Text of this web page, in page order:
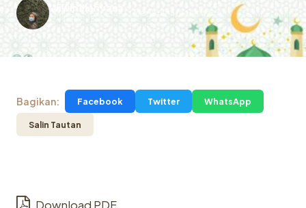
Bagikan: Facebook Twitter WhatsApp
Salin Tautan
Download PDF